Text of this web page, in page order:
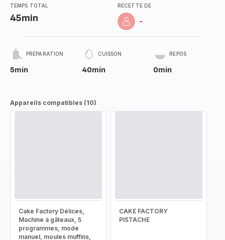
TEMPS TOTAL
45min
RECETTE DE
-
PRÉPARATION
5min
CUISSON
40min
REPOS
0min
Appareils compatibles (10)
Cake Factory Délices,
Machine à gâteaux, 5
programmes, mode
manuel, moules muffins,
CAKE FACTORY
PISTACHE